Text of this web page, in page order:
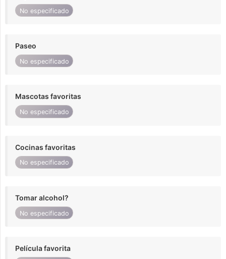
No especificado
Paseo
No especificado
Mascotas favoritas
No especificado
Cocinas favoritas
No especificado
Tomar alcohol?
No especificado
Película favorita